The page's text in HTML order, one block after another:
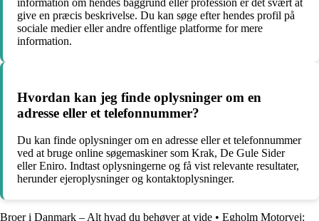
give en præcis beskrivelse. Du kan søge efter hendes profil på
sociale medier eller andre offentlige platforme for mere
information.
Hvordan kan jeg finde oplysninger om en
adresse eller et telefonnummer?
Du kan finde oplysninger om en adresse eller et telefonnummer
ved at bruge online søgemaskiner som Krak, De Gule Sider
eller Eniro. Indtast oplysningerne og få vist relevante resultater,
herunder ejeroplysninger og kontaktoplysninger.
Broer i Danmark – Alt hvad du behøver at vide • Egholm Motorvej: